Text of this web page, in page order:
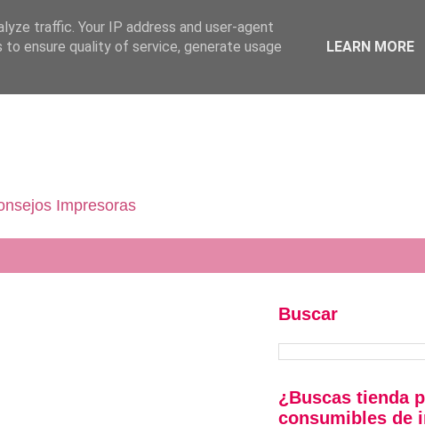
Impresoras
Buscar
¿Buscas tienda
consumibles de
traffic. Your IP address and user-agent
ensure quality of service, generate usage
LEARN MORE